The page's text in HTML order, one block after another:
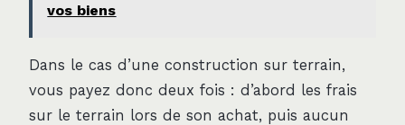
vos biens
Dans le cas d’une construction sur terrain,
vous payez donc deux fois : d’abord les frais
sur le terrain lors de son achat, puis aucun